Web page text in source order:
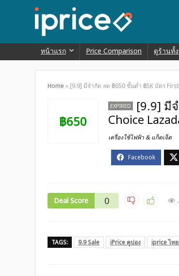
หน้าแรก Price Comparison ดูร้านทั้
Home » [9.9] มีจำกัด ลด ฿650 ขั้นต่ำ ฿5K บัตร
฿650
EXPIRED
[9.9] มี
Choice
เครื่องใช้ไฟฟ้า & แก็ดเจ็ต
Deal Score 0
TAGS: 9.9 Sale iPrice คูปอง iprice ไท